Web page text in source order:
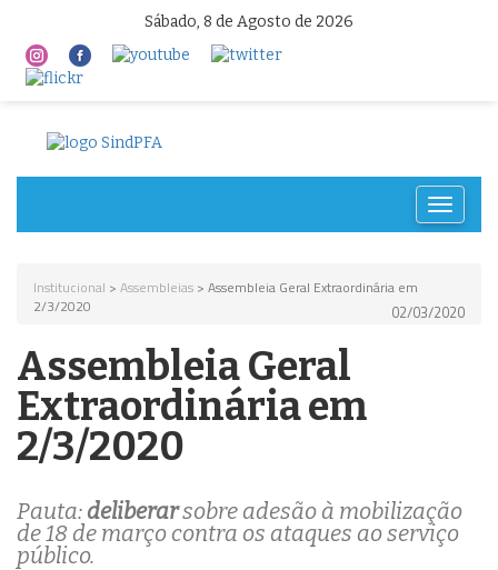
Sábado, 8 de Agosto de 2026
Toggle
Institucional > Assembleias > Assembleia Geral Extraordinária em
2/3/2020
02/03/2020
Assembleia Geral
Extraordinária em
2/3/2020
Pauta: deliberarsobre adesão à mobilização
de 18 de março contra os ataques ao serviço
público.